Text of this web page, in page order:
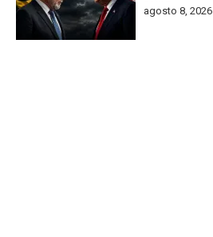
agosto 8, 2026